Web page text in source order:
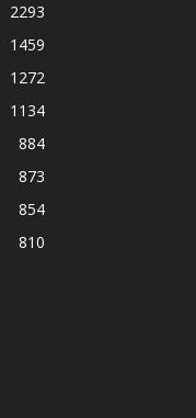
2293
1459
1272
1134
884
873
854
810